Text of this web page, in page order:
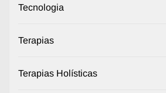
Tecnologia
Terapias
Terapias Holísticas